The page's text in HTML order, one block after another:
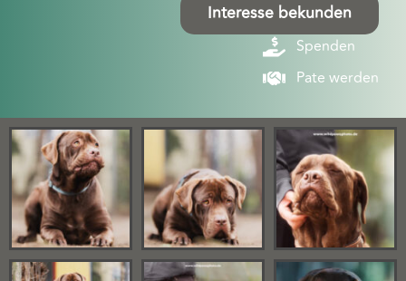
Interesse bekunden
Spenden
Pate werden